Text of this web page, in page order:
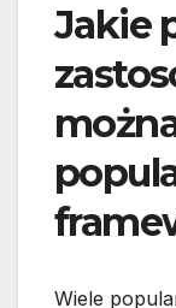
Jakie
Wiele